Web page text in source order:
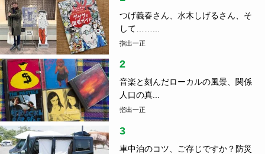
つげ義春さん、水木しげるさん、そ
して……...
指出一正
2
音楽と刻んだローカルの風景、関係
人口の真...
指出一正
3
車中泊のコツ、ご存じですか？防災